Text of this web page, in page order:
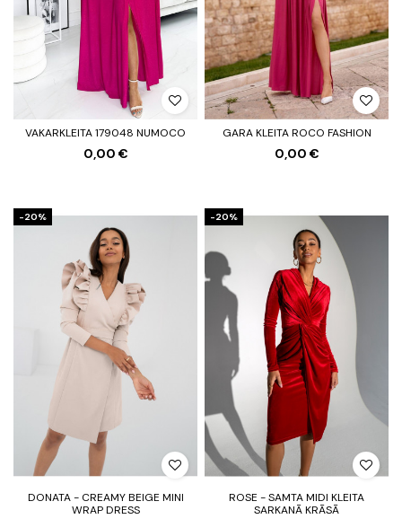
VAKARKLEITA 179048 NUMOCO
0,00 €
GARA KLEITA ROCO FASHION
0,00 €
-20%
DONATA - CREAMY BEIGE MINI
WRAP DRESS
-20%
ROSE - SAMTA MIDI KLEITA
SARKANĀ KRĀSĀ